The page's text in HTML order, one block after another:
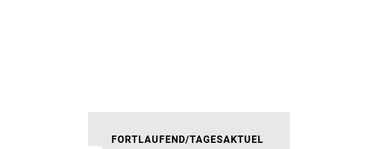
FORTLAUFEND/TAGESAKTUEL